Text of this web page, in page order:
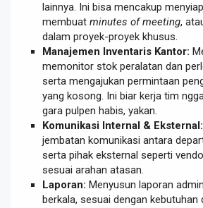
lainnya. Ini bisa mencakup
membuat minutes of meeting,
dalam proyek-proyek khusus.
Manajemen Inventaris Kantor:
memonitor stok peralatan dan
serta mengajukan permintaan
yang kosong. Ini biar kerja tim
gara pulpen habis, yakan.
Komunikasi Internal & Eksternal:
jembatan komunikasi antara
serta pihak eksternal seperti
sesuai arahan atasan.
Laporan: Menyusun laporan
berkala, sesuai dengan kebutuhan